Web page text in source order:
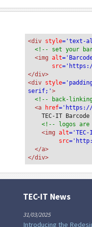
<div style='text-
<!-- set your
<img alt
src='https://
</div>
<div style
serif;'>
<!-- back-
<a
href='https://
TEC-IT
<!-- logos
<img alt
src
</a>
</div>
TEC-IT News
31/03/2025
Introducing the